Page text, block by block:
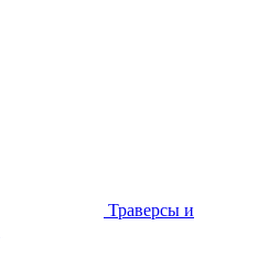
Траверсы и